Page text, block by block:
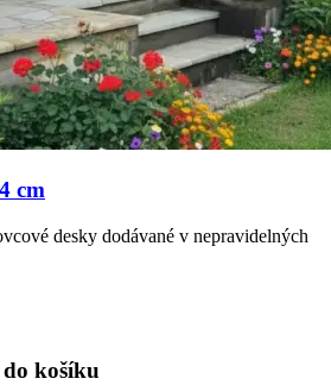
cm
desky dodávané v nepravidelných
košíku